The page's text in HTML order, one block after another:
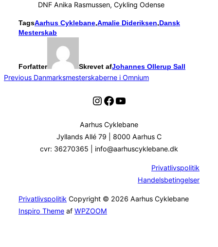
DNF Anika Rasmussen, Cykling Odense
TagsAarhus Cyklebane,Amalie Dideriksen,Dansk
Mesterskab
Forfatter Skrevet afJohannes Ollerup Sall
Indlægsnavigation
Previous
Previous Danmarksmesterskaberne i Omnium
Instagram
Facebook
YouTube
Aarhus Cyklebane
Jyllands Allé 79 | 8000 Aarhus C
cvr: 36270365 | info@aarhuscyklebane.dk
Privatlivspolitik
Handelsbetingelser
Privatlivspolitik Copyright © 2026 Aarhus Cyklebane
Inspiro Theme af WPZOOM